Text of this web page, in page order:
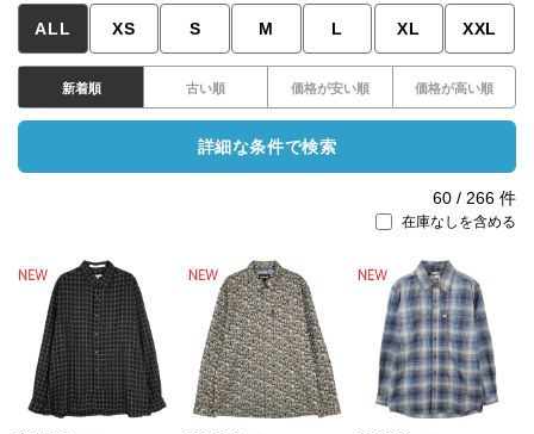
ALL XS S M L XL XXL
新着順 古い順 価格が安い順 価格が高い順
詳細な条件で検索
60 / 266 件
在庫なしを含める